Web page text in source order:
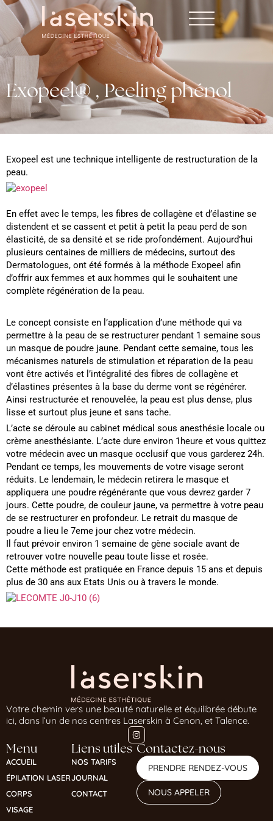
Exopeel® , Peeling phénol
Exopeel est une technique intelligente de restructuration de la
peau.
En effet avec le temps, les fibres de collagène et d’élastine se
distendent et se cassent et petit à petit la peau perd de son
élasticité, de sa densité et se ride profondément. Aujourd’hui
plusieurs centaines de milliers de médecins, surtout des
Dermatologues, ont été formés à la méthode Exopeel afin
d’offrir aux femmes et aux hommes qui le souhaitent une
complète régénération de la peau.
Le concept consiste en l’application d’une méthode qui va
permettre à la peau de se restructurer pendant 1 semaine sous
un masque de poudre jaune. Pendant cette semaine, tous les
mécanismes naturels de stimulation et réparation de la peau
vont être activés et l’intégralité des fibres de collagène et
d’élastines présentes à la base du derme vont se régénérer.
Ainsi restructurée et renouvelée, la peau est plus dense, plus
lisse et surtout plus jeune et sans tache.
L’acte se déroule au cabinet médical sous anesthésie locale ou
crème anesthésiante. L’acte dure environ 1heure et vous quittez
votre médecin avec un masque occlusif que vous garderez 24h.
Pendant ce temps, les mouvements de votre visage seront
réduits. Le lendemain, le médecin retirera le masque et
appliquera une poudre régénérante que vous devrez garder 7
jours. Cette poudre, de couleur jaune, va permettre à votre peau
de se restructurer en profondeur. Le retrait du masque de
poudre a lieu le 7eme jour chez votre médecin.
Il faut prévoir environ 1 semaine de gène sociale avant de
retrouver votre nouvelle peau toute lisse et rosée.
Cette méthode est pratiquée en France depuis 15 ans et depuis
plus de 30 ans aux Etats Unis ou à travers le monde.
Votre chemin vers une beauté naturelle et équilibrée débute
ici, dans l’un de nos centres Laserskin à Cenon, et Talence.
Menu
ACCUEIL
ÉPILATION LASER
CORPS
VISAGE
Liens utiles
NOS TARIFS
JOURNAL
CONTACT
Contactez-nous
PRENDRE RENDEZ-VOUS
NOUS APPELER